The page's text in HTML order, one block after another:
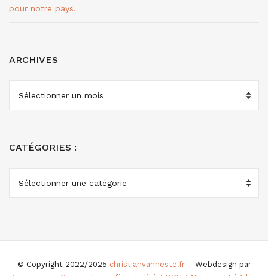
pour notre pays.
ARCHIVES
ARCHIVES
CATÉGORIES :
CATÉGORIES
© Copyright 2022/2025 christianvanneste.fr– Webdesign par